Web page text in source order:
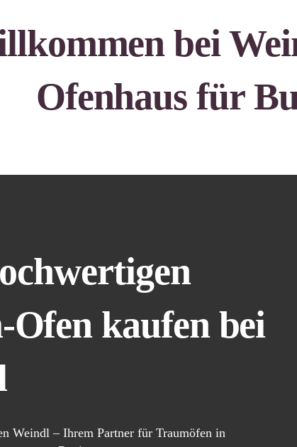
bei
Ofenhaus für
kaufen bei
Weindl – Ihrem Partner für Traumöfen in